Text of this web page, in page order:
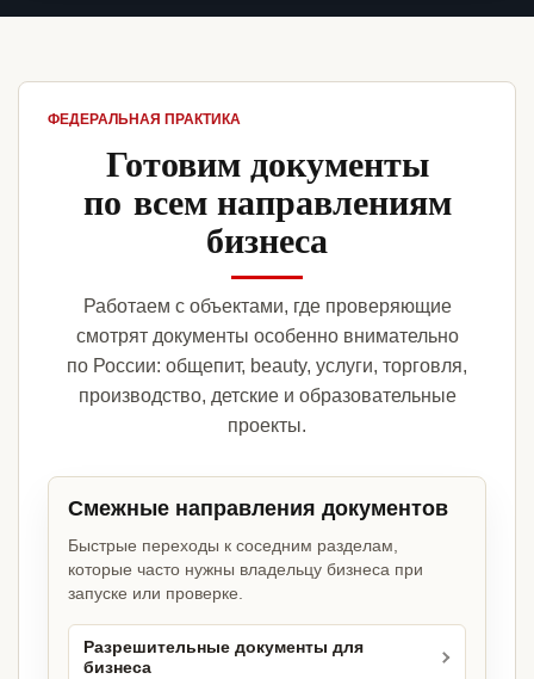
ФЕДЕРАЛЬНАЯ ПРАКТИКА
Готовим документы
по всем направлениям
бизнеса
Работаем с объектами, где проверяющие
смотрят документы особенно внимательно
по России: общепит, beauty, услуги, торговля,
производство, детские и образовательные
проекты.
Смежные направления документов
Быстрые переходы к соседним разделам,
которые часто нужны владельцу бизнеса при
запуске или проверке.
Разрешительные документы для
бизнеса